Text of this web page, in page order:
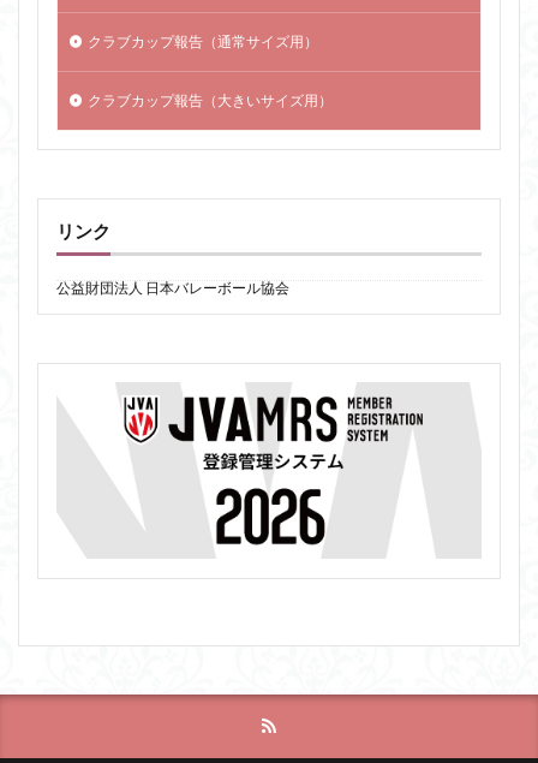
クラブカップ報告（通常サイズ用）
クラブカップ報告（大きいサイズ用）
リンク
公益財団法人 日本バレーボール協会